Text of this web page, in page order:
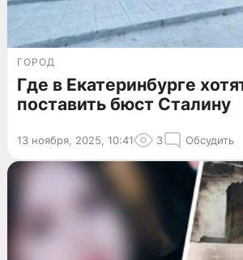
ГОРОД
Где в Екатеринбурге
поставить бюст Сталину
13 ноября, 2025, 10:41 3 Обсудить